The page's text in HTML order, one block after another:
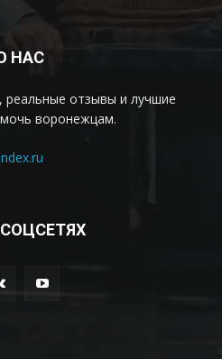
НАС
реальные отзывы и лучшие
воронежцам.